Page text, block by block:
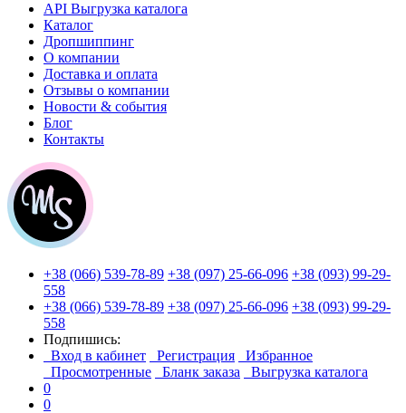
API Выгрузка каталога
Каталог
Дропшиппинг
О компании
Доставка и оплата
Отзывы о компании
Новости & события
Блог
Контакты
+38 (066) 539-78-89 +38 (097) 25-66-096 +38 (093) 99-29-
558
+38 (066) 539-78-89 +38 (097) 25-66-096 +38 (093) 99-29-
558
Подпишись:
Вход в кабинет
Регистрация
Избранное
Просмотренные
Бланк заказа
Выгрузка каталога
0
0